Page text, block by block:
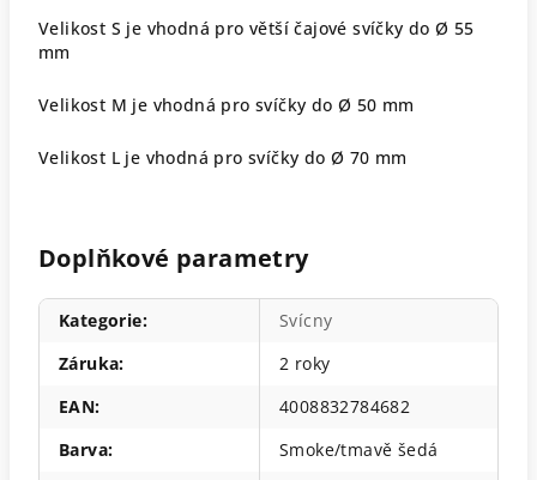
Velikost S je vhodná pro větší čajové svíčky do Ø 55
mm
Velikost M je vhodná pro svíčky do Ø 50 mm
Velikost L je vhodná pro svíčky do Ø 70 mm
Doplňkové parametry
Kategorie:
Svícny
Záruka:
2 roky
EAN:
4008832784682
Barva: Smoke/tmavě šedá